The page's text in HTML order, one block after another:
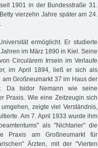
1901 in der Bundesstraße 31.
vierzehn Jahre später am 24.
ermöglicht. Er studierte
im März 1890 in Kiel. Seine
Circulärem Irrsein im Verlaufe
im April 1894, ließ er sich als
Großneumarkt 37 im Haus der
Da Isidor Nemann wie seine
Praxis. Wie eine Zeitzeugin sich
zeigte viel Verständnis,
Am 7. April 1933 wurde ihm
als "Nichtarier" die
Praxis am Großneumarkt für
Ärzten, mit der "Vierten